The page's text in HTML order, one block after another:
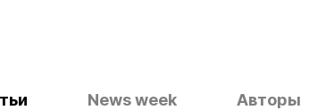
News week Авторы